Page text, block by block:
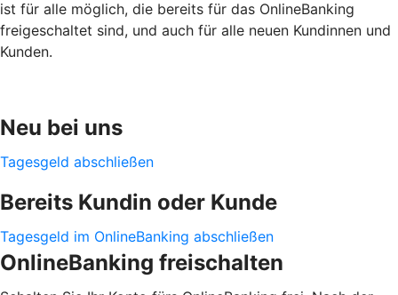
ist für alle möglich, die bereits für das OnlineBanking
freigeschaltet sind, und auch für alle neuen Kundinnen und
Kunden.
Neu bei uns
Tagesgeld abschließen
Bereits Kundin oder Kunde
Tagesgeld im OnlineBanking abschließen
OnlineBanking freischalten